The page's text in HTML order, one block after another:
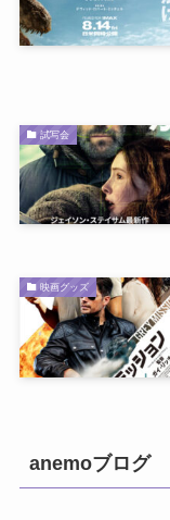
試写会
映画グッズ
anemoブログ